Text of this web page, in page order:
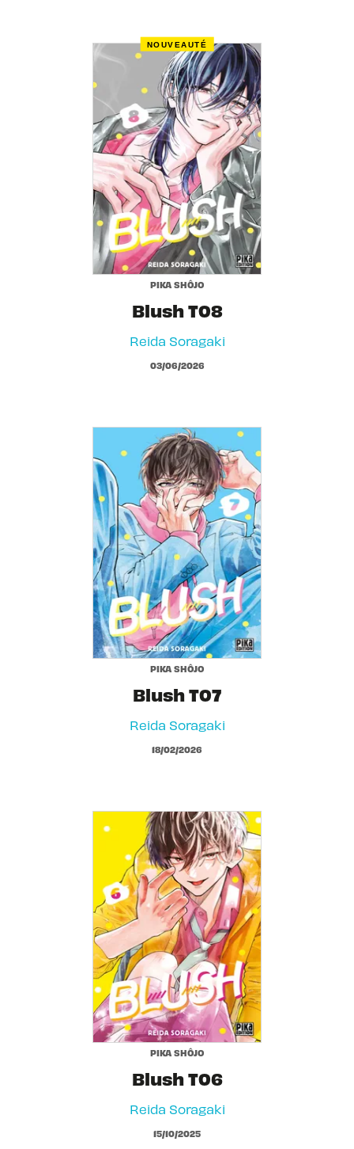
NOUVEAUTÉ
PIKA SHÔJO
Blush T08
Reida Soragaki
03/06/2026
PIKA SHÔJO
Blush T07
Reida Soragaki
18/02/2026
PIKA SHÔJO
Blush T06
Reida Soragaki
15/10/2025